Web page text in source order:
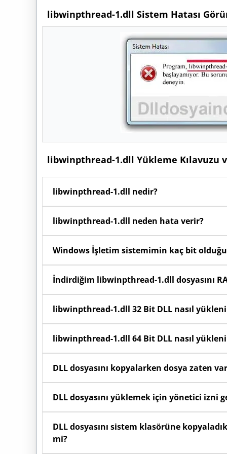
libwinpthread-1.dll Sistem Hatası
libwinpthread-1.dll Yükleme Kılavuzu
libwinpthread-1.dll nedir?
duyduğu kodları, fonksiyonları ve kaynakları
dosyasıdır.
libwinpthread-1.dll neden hata verir?
koruma programları tarafından silinmişse veya
Windows İşletim sistemimin kaç bit
olduğunu görebilirsiniz.
İndirdiğim libwinpthread-1.dll dosyasını
menüden "Buraya Ayıkla" (Extract Here)
libwinpthread-1.dll 32 Bit DLL nasıl
klasörüne yükleyiniz.
libwinpthread-1.dll 64 Bit DLL nasıl
C:\Windows\SysWOW64 ve
DLL dosyasını kopyalarken dosya zaten
güvenle "Hedefteki Dosyayı Değiştir"
dosyasını yenilemiş olursunuz.
DLL dosyasını yüklemek için yönetici izni
DLL dosyasını sistem klasörüne
mi?